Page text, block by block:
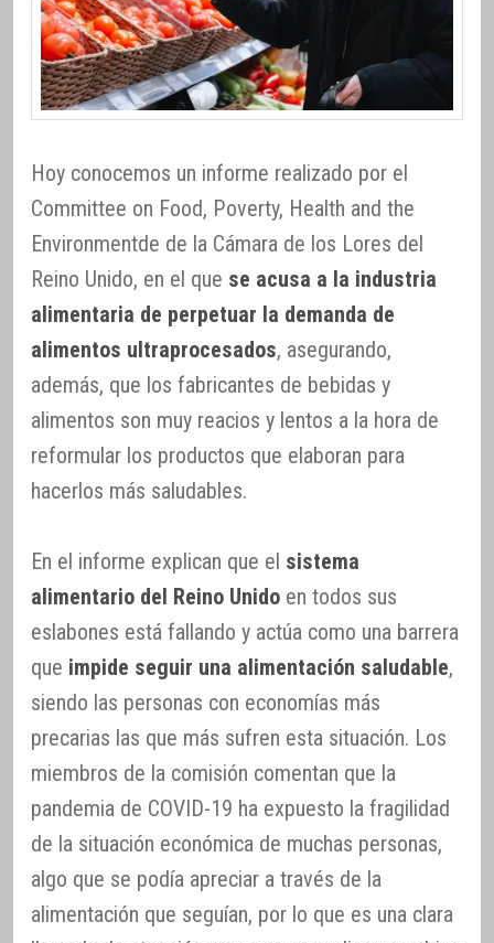
Hoy conocemos un informe realizado por el
Committee on Food, Poverty, Health and the
Environmentde de la Cámara de los Lores del
Reino Unido, en el que se acusa a la industria
alimentaria de perpetuar la demanda de
alimentos ultraprocesados, asegurando,
además, que los fabricantes de bebidas y
alimentos son muy reacios y lentos a la hora de
reformular los productos que elaboran para
hacerlos más saludables.
En el informe explican que el sistema
alimentario del Reino Unido en todos sus
eslabones está fallando y actúa como una barrera
que impide seguir una alimentación saludable,
siendo las personas con economías más
precarias las que más sufren esta situación. Los
miembros de la comisión comentan que la
pandemia de COVID-19 ha expuesto la fragilidad
de la situación económica de muchas personas,
algo que se podía apreciar a través de la
alimentación que seguían, por lo que es una clara